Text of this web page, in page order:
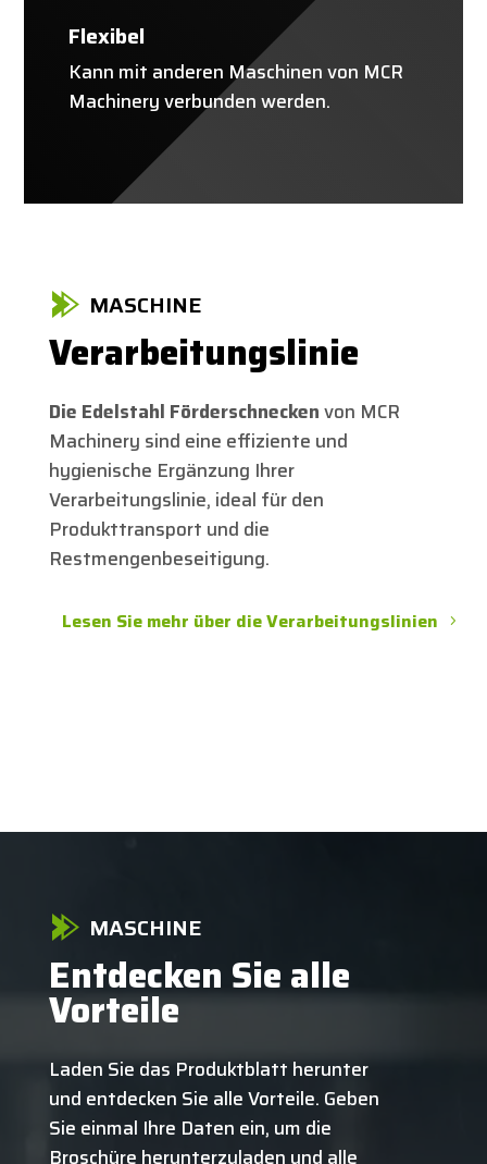
Flexibel
Kann mit anderen Maschinen von MCR
Machinery verbunden werden.
MASCHINE
Verarbeitungslinie
Die Edelstahl Förderschneckenvon MCR
Machinery sind eine effiziente und
hygienische Ergänzung Ihrer
Verarbeitungslinie, ideal für den
Produkttransport und die
Restmengenbeseitigung.
Lesen Sie mehr über die Verarbeitungslinien
MASCHINE
Entdecken Sie alle
Vorteile
Laden Sie das Produktblatt herunter
und entdecken Sie alle Vorteile. Geben
Sie einmal Ihre Daten ein, um die
Broschüre herunterzuladen und alle